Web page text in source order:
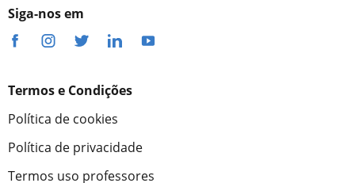
Siga-nos em
Termos e Condições
Política de cookies
Política de privacidade
Termos uso professores